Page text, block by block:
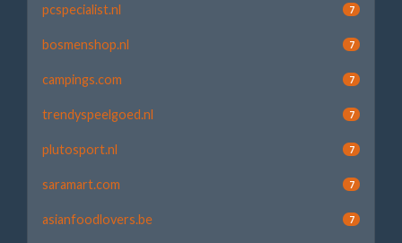
pcspecialist.nl 7
bosmenshop.nl 7
campings.com 7
trendyspeelgoed.nl 7
plutosport.nl 7
saramart.com 7
asianfoodlovers.be 7